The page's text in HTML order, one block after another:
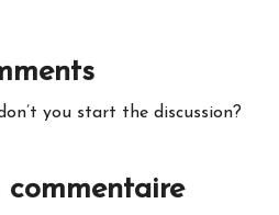
you start the discussion?
commentaire